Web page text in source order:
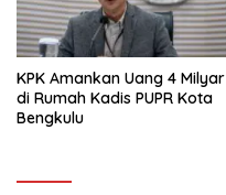
KPK Amankan Uang 4 Milyar
di Rumah Kadis PUPR Kota
Bengkulu